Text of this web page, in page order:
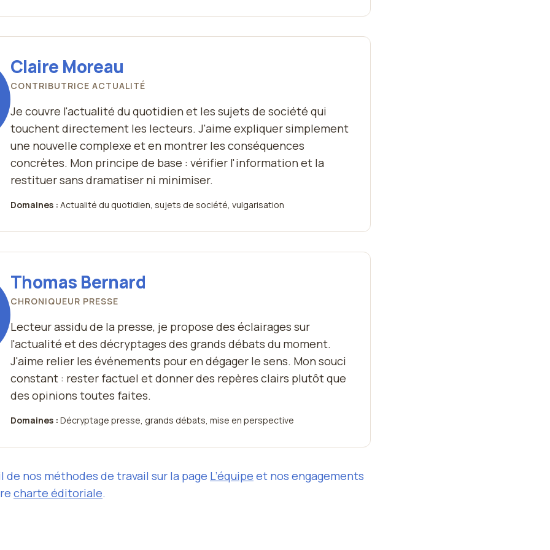
Claire Moreau
CONTRIBUTRICE ACTUALITÉ
Je couvre l'actualité du quotidien et les sujets de société qui
touchent directement les lecteurs. J'aime expliquer simplement
une nouvelle complexe et en montrer les conséquences
concrètes. Mon principe de base : vérifier l'information et la
restituer sans dramatiser ni minimiser.
Domaines : Actualité du quotidien, sujets de société, vulgarisation
Thomas Bernard
CHRONIQUEUR PRESSE
Lecteur assidu de la presse, je propose des éclairages sur
l'actualité et des décryptages des grands débats du moment.
J'aime relier les événements pour en dégager le sens. Mon souci
constant : rester factuel et donner des repères clairs plutôt que
des opinions toutes faites.
Domaines : Décryptage presse, grands débats, mise en perspective
nos méthodes de travail sur la page L’équipe et nos engagements
charte éditoriale.